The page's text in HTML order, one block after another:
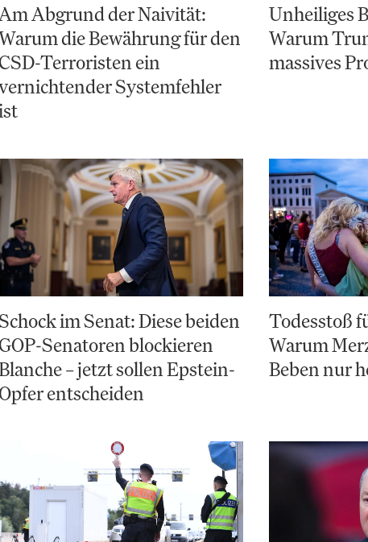
Abgrund der Naivität:
die Bewährung für den
Terroristen ein
Systemfehler
Unheiliges
Warum
massives
im Senat: Diese beiden
Senatoren blockieren
– jetzt sollen Epstein-
entscheiden
Todesstoß
Warum
Beben nur